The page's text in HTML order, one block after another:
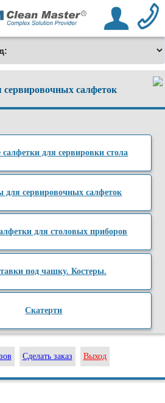
сервировочных салфеток
для сервировки стола
для сервировочных салфеток
для столовых приборов
под чашку. Костеры.
Скатерти
Сделать заказ Выход